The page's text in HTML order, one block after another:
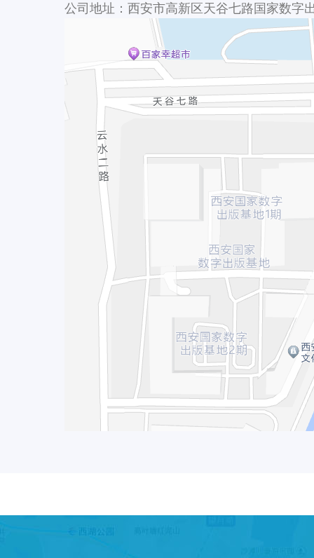
公司地址：西安市高新区天谷七路国家数字